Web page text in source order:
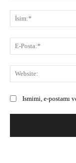
Ismimi, e-postamı